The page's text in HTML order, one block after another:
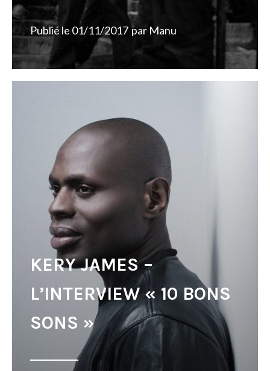
Publié le 01/11/2017 par Manu
KERY JAMES –
L’INTERVIEW « 10 BONS
SONS »